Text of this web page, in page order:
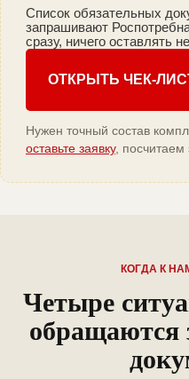
Список обязательных
запрашивают
сразу, ничего оставлять
ОТКРЫТЬ ЧЕК-
Нужен точный состав
оставьте заявку, посчитаем
КОГДА К
Четыре
обращаются